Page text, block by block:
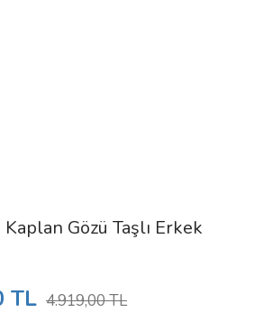
Gözü Taşlı Erkek
TL 4.919,00 TL